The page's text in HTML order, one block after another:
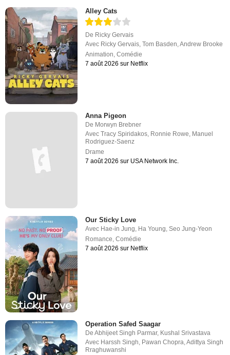
Alley Cats
De Ricky Gervais
Avec Ricky Gervais,Tom Basden,Andrew Brooke
Animation,Comédie
7 août 2026 sur Netflix
Anna Pigeon
De Morwyn Brebner
AvecTracy Spiridakos Ronnie Rowe Manuel
Rodriguez-Saenz
Drame
7 août 2026 sur USA Network Inc.
Our Sticky Love
Avec Hae-in Jung, Ha Young,Seo Jung-Yeon
Romance,Comédie
7 août 2026 sur Netflix
Operation Safed Saagar
DeAbhijeet Singh Parmar, Kushal Srivastava
Avec Harssh Singh, Pawan Chopra,Adittya Singh
Rraghuwanshi